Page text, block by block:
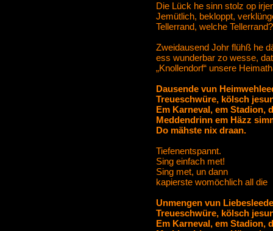
Die Lück he sinn stolz op
Jemütlich, bekloppt,
Tellerrand, welche Tellerrand?
Zweidausend Johr flühß he
ess wunderbar zo wesse,
„Knollendorf“ unsere
Dausende vun
Treueschwüre, kölsch
Em Karneval, em Stadion,
Meddendrinn em Häzz
Do mähste nix draan.
Tiefenentspannt.
Sing einfach met!
Sing met, un dann
kapierste womöchlich all die
Unmengen vun
Treueschwüre, kölsch
Em Karneval, em Stadion,